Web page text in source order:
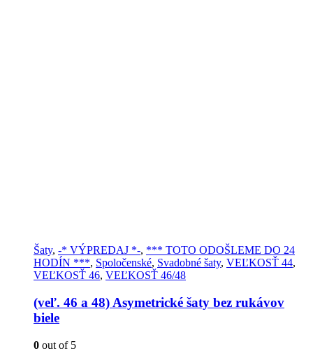
Šaty, -* VÝPREDAJ *-, *** TOTO ODOŠLEME DO 24
HODÍN ***, Spoločenské, Svadobné šaty, VEĽKOSŤ 44,
VEĽKOSŤ 46, VEĽKOSŤ 46/48
(veľ. 46 a 48) Asymetrické šaty bez rukávov
biele
0 out of 5